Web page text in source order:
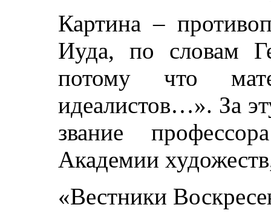
Картина –
Иуда, по словам
потому что
идеалистов…». За
звание
Академии
«Вестники